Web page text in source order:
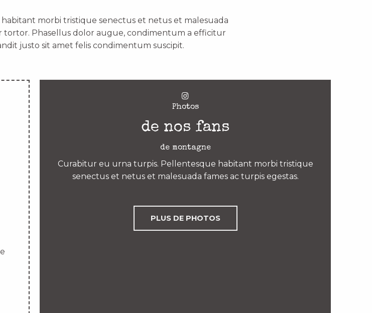
morbi tristique senectus et netus et malesuada
tortor. Phasellus dolor augue, condimentum a efficitur
justo sit amet felis condimentum suscipit.
Photos
de nos fans
de montagne
Curabitur eu urna turpis. Pellentesque habitant morbi tristique
senectus et netus et malesuada fames ac turpis egestas.
PLUS DE PHOTOS